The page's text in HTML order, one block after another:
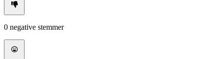
0 negative stemmer